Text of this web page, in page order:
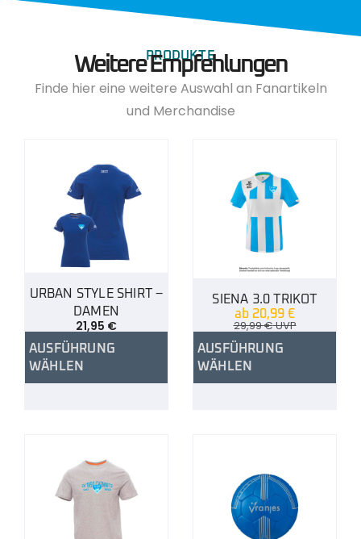
PRODUKTE
Weitere Empfehlungen
Finde hier eine weitere Auswahl an Fanartikeln
und Merchandise
URBAN STYLE SHIRT –
DAMEN
21,95 €
AUSFÜHRUNG
WÄHLEN
SIENA 3.0 TRIKOT
ab 20,99 €
29,99€UVP
AUSFÜHRUNG
WÄHLEN